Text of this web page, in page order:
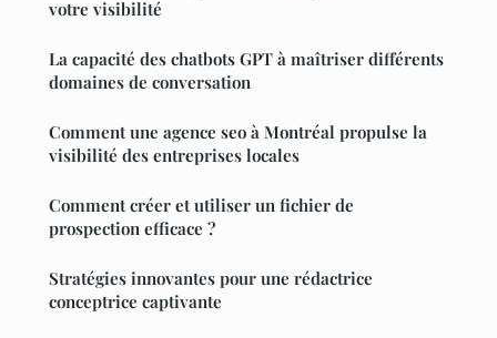
votre visibilité
La capacité des chatbots GPT à maîtriser différents
domaines de conversation
Comment une agence seo à Montréal propulse la
visibilité des entreprises locales
Comment créer et utiliser un fichier de
prospection efficace ?
Stratégies innovantes pour une rédactrice
conceptrice captivante